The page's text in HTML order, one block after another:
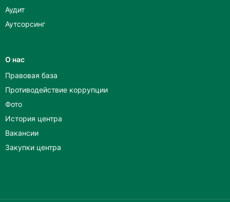
Аудит
Аутсорсинг
О нас
Правовая база
Противодействие коррупции
Фото
История центра
Вакансии
Закупки центра